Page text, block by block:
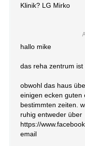
Klinik? LG Mirko
hallo mike
das reha zentrum ist
obwohl das haus
einigen ecken guten
bestimmten zeiten.
ruhig entweder über
https://
email